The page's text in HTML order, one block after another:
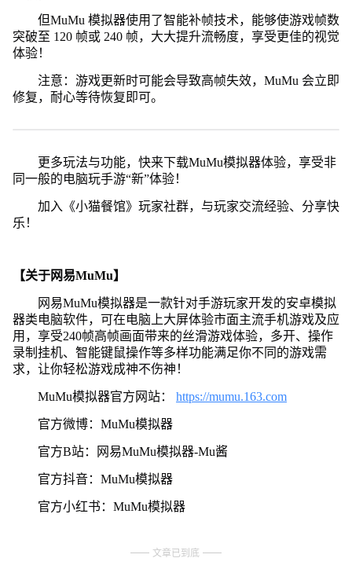
但MuMu 模拟器使用了智能补帧技术，能够使游戏帧数
突破至 120 帧或 240 帧，大大提升流畅度，享受更佳的视觉
体验！
注意：游戏更新时可能会导致高帧失效，MuMu 会立即
修复，耐心等待恢复即可。
更多玩法与功能，快来下载MuMu模拟器体验，享受非
同一般的电脑玩手游“新”体验！
加入《小猫餐馆》玩家社群，与玩家交流经验、分享快
乐！
【关于网易MuMu】
网易MuMu模拟器是一款针对手游玩家开发的安卓模拟
器类电脑软件，可在电脑上大屏体验市面主流手机游戏及应
用，享受240帧高帧画面带来的丝滑游戏体验，多开、操作
录制挂机、智能键鼠操作等多样功能满足你不同的游戏需
求，让你轻松游戏成神不伤神！
MuMu模拟器官方网站： https://mumu.163.com
官方微博：MuMu模拟器
官方B站：网易MuMu模拟器-Mu酱
官方抖音：MuMu模拟器
官方小红书：MuMu模拟器
文章已到底